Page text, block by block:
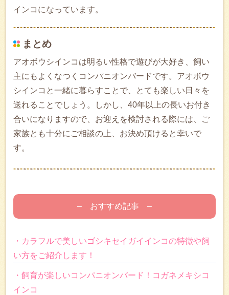
インコになっています。
まとめ
アオボウシインコは明るい性格で遊びが大好き、飼い
主にもよくなつくコンパニオンバードです。アオボウ
シインコと一緒に暮らすことで、とても楽しい日々を
送れることでしょう。しかし、40年以上の長いお付き
合いになりますので、お迎えを検討される際には、ご
家族とも十分にご相談の上、お決め頂けると幸いで
す。
– おすすめ記事 –
・カラフルで美しいゴシキセイガイインコの特徴や飼
い方をご紹介します！
・飼育が楽しいコンパニオンバード！コガネメキシコ
インコ